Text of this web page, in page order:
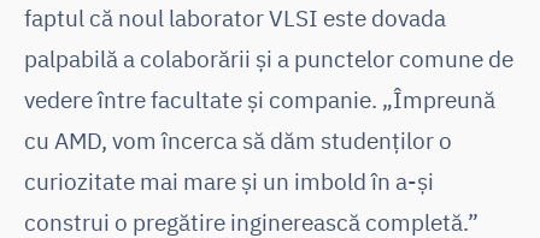
faptul că noul laborator VLSI este dovada
palpabilă a colaborării și a punctelor comune de
vedere între facultate și companie. „Împreună
cu AMD, vom încerca să dăm studenților o
curiozitate mai mare și un imbold în a-și
construi o pregătire inginerească completă.”